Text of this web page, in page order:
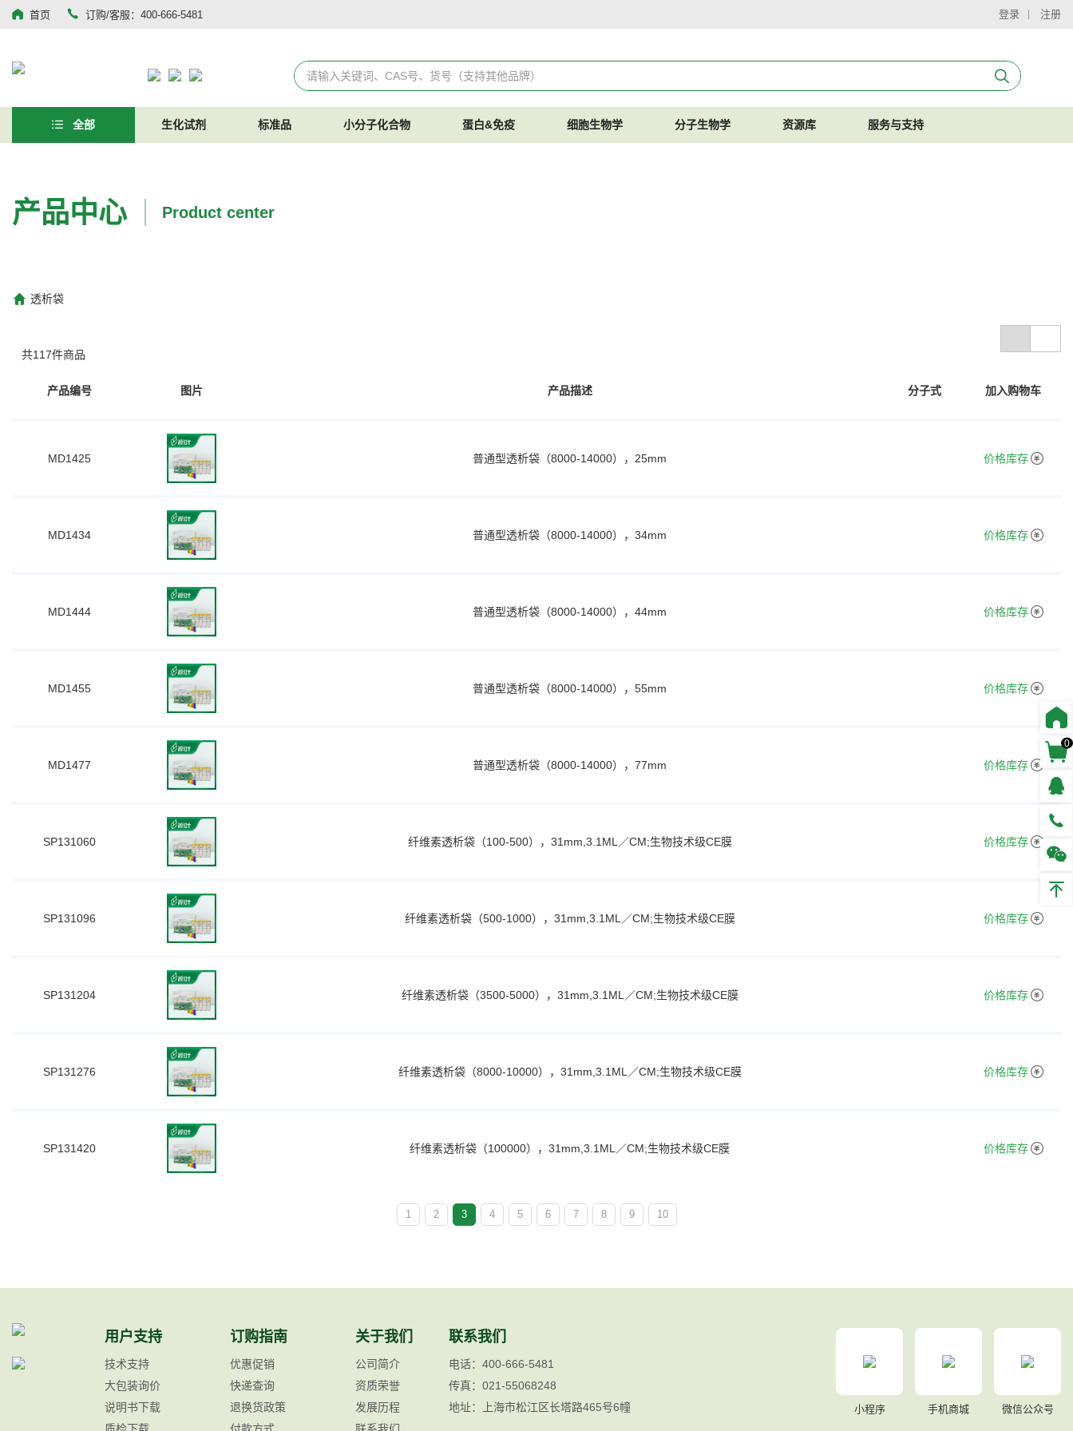
首页 订购/客服：400-666-5481 登录 注册
全部 生化试剂 标准品 小分子化合物 蛋白&免疫 细胞生物学 分子生物学 资源库 服务与支持
产品中心 Product center
透析袋
共117件商品
产品编号 图片 产品描述 分子式 加入购物车
MD1425 普通型透析袋（8000-14000），25mm 价格库存
MD1434 普通型透析袋（8000-14000），34mm 价格库存
MD1444 普通型透析袋（8000-14000），44mm 价格库存
MD1455 普通型透析袋（8000-14000），55mm 价格库存
MD1477 普通型透析袋（8000-14000），77mm 价格库存
SP131060 纤维素透析袋（100-500），31mm,3.1ML／CM;生物技术级CE膜 价格库存
SP131096 纤维素透析袋（500-1000），31mm,3.1ML／CM;生物技术级CE膜 价格库存
SP131204 纤维素透析袋（3500-5000），31mm,3.1ML／CM;生物技术级CE膜 价格库存
SP131276 纤维素透析袋（8000-10000），31mm,3.1ML／CM;生物技术级CE膜 价格库存
SP131420 纤维素透析袋（100000），31mm,3.1ML／CM;生物技术级CE膜 价格库存
1 2 3 4 5 6 7 8 9 10
用户支持
技术支持
大包装询价
说明书下载
质检下载
订购指南
优惠促销
快递查询
退换货政策
付款方式
关于我们
公司简介
资质荣誉
发展历程
联系我们
联系我们
电话：400-666-5481
传真：021-55068248
地址：上海市松江区长塔路465号6幢
小程序 手机商城 微信公众号
0